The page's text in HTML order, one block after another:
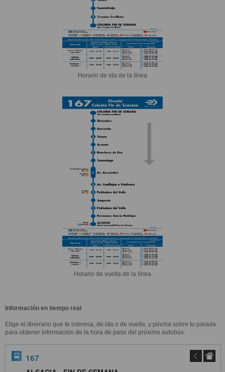
Horario de ida de la línea
Horario de vuelta de la línea
Información en tiempo real
Elige el itinerario que te interesa, de ida o de vuelta, y pincha sobre tu parada
para obtener información de la hora de paso del próximo autobús.